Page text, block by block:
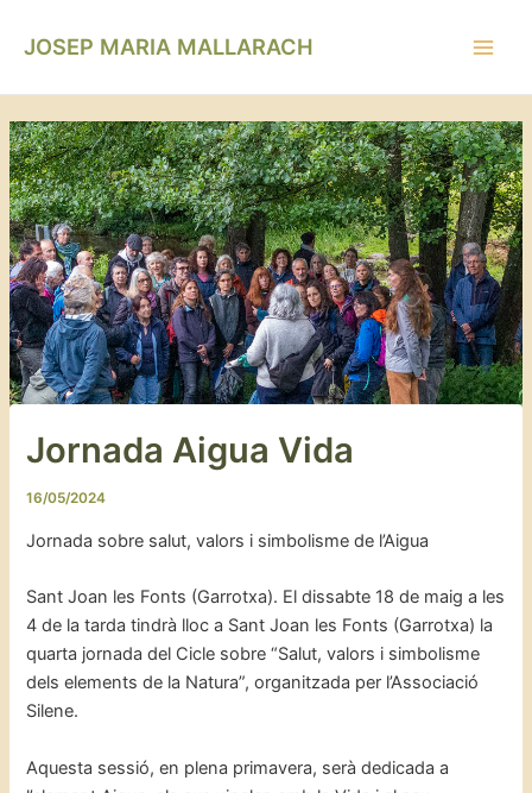
JOSEP MARIA MALLARACH
Jornada Aigua Vida
16/05/2024
Jornada sobre salut, valors i simbolisme de l’Aigua
Sant Joan les Fonts (Garrotxa). El dissabte 18 de maig a les
4 de la tarda tindrà lloc a Sant Joan les Fonts (Garrotxa) la
quarta jornada del Cicle sobre “Salut, valors i simbolisme
dels elements de la Natura”, organitzada per l’Associació
Silene.
Aquesta sessió, en plena primavera, serà dedicada a
d'entrades